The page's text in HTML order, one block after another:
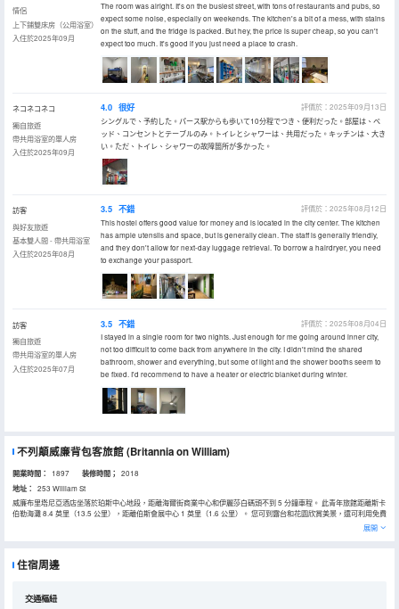
情侶
上下鋪雙床房（公用浴室）
入住於2025年09月
The room was alright. It's on the busiest street, with tons of restaurants and pubs, so
expect some noise, especially on weekends. The kitchen's a bit of a mess, with stains
on the stuff, and the fridge is packed. But hey, the price is super cheap, so you can't
expect too much. It's good if you just need a place to crash.
ネコネコネコ
獨自旅遊
帶共用浴室的單人房
入住於2025年09月
4.0 很好
評價於：2025年09月13日
シングルで、予約した。パース駅からも歩いて10分程でつき、便利だった。部屋は、ベ
ッド、コンセントとテーブルのみ。トイレとシャワーは、共用だった。キッチンは、大き
い。ただ、トイレ、シャワーの故障箇所が多かった。
訪客
與好友旅遊
基本雙人間 - 帶共用浴室
入住於2025年08月
3.5 不錯
評價於：2025年08月12日
This hostel offers good value for money and is located in the city center. The kitchen
has ample utensils and space, but is generally clean. The staff is generally friendly,
and they don't allow for next-day luggage retrieval. To borrow a hairdryer, you need
to exchange your passport.
訪客
獨自旅遊
帶共用浴室的單人房
入住於2025年07月
3.5 不錯
評價於：2025年08月04日
I stayed in a single room for two nights. Just enough for me going around inner city,
not too difficult to come back from anywhere in the city. I didn't mind the shared
bathroom, shower and everything, but some of light and the shower booths seem to
be fixed. I'd recommend to have a heater or electric blanket during winter.
不列顛威廉背包客旅館(Britannia on William)
開業時間： 1897 装修時間； 2018
地址：
253 William St
威廉布里塔尼亞酒店坐落於珀斯中心地段，距離海爾街商業中心和伊麗莎白碼頭不到 5 分鐘車程。 此青年旅館距離斯卡
伯勒海灘 8.4 英里（13.5 公里），距離伯斯會展中心 1 英里（1.6 公里）。 您可到露台和花園欣賞美景，還可利用免費
WiFi等服務和設施。此青年旅館的其他特色包括遊樂廳/遊戲室、公共區電視和旅遊/票務服務。 特色服務/設施包括乾洗/
洗衣服務、24 小時前台服務和行李寄存。 酒店的 70 間客房定能讓您在旅途中找到家的舒適。在公用廚房中做飯。浴室
展開
住宿周邊
交通樞紐